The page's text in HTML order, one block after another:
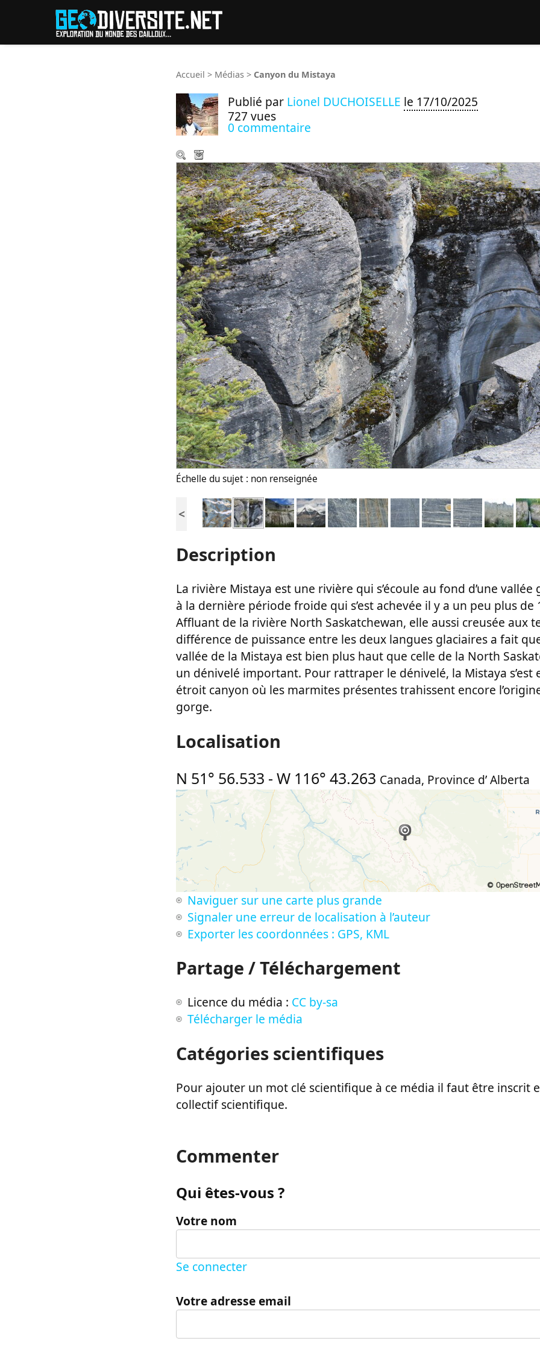
Accueil > Médias > Canyon du Mistaya
Publié par Lionel DUCHOISELLE le 17/10/2025
727 vues
0 commentaire
Échelle du sujet : non renseignée
<
Description
La rivière Mistaya est une rivière qui s’écoule au fond d’une vallée
à la dernière période froide qui s’est achevée il y a un peu plus de
Affluant de la rivière North Saskatchewan, elle aussi creusée aux
différence de puissance entre les deux langues glaciaires a fait
vallée de la Mistaya est bien plus haut que celle de la North
un dénivelé important. Pour rattraper le dénivelé, la Mistaya s’est
étroit canyon où les marmites présentes trahissent encore
gorge.
Localisation
N 51° 56.533 - W 116° 43.263 Canada, Province d’ Alberta
Naviguer sur une carte plus grande
Signaler une erreur de localisation à l’auteur
Exporter les coordonnées : GPS, KML
Partage / Téléchargement
Licence du média : CC by-sa
Télécharger le média
Catégories scientifiques
Pour ajouter un mot clé scientifique à ce média il faut être inscrit
collectif scientifique.
Commenter
Qui êtes-vous ?
Votre nom
Se connecter
Votre adresse email